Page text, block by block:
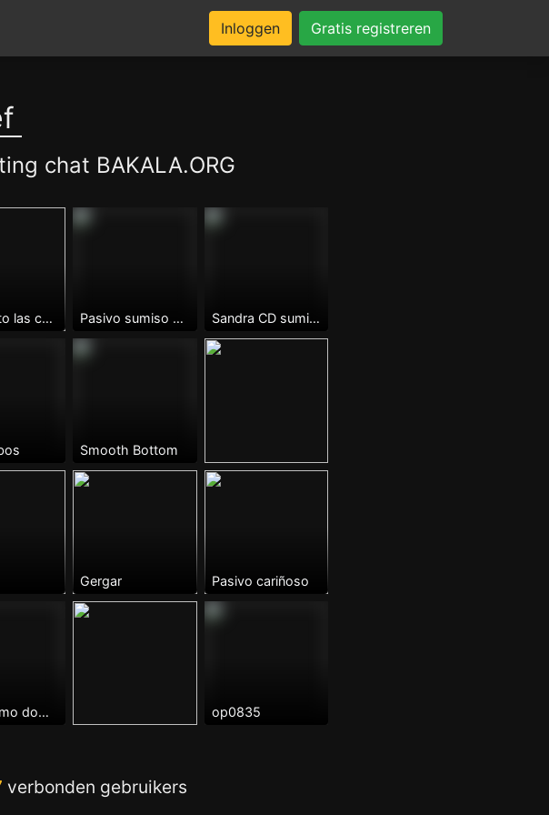
Inloggen Gratis registreren
chat BAKALA.ORG
Sí, acepto las condiciones Pasivo sumiso con ganas de coger Sandra CD sumisa
Smooth Bottom
Gergar Pasivo cariñoso
Busco amo dominante op0835
verbonden gebruikers